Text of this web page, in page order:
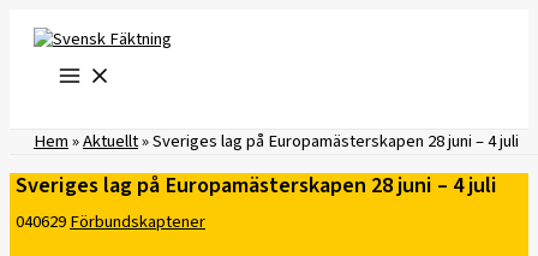
innehåll
Hem»Aktuellt»Sveriges lag på Europamästerskapen 28 juni – 4 juli
Sveriges lag på Europamästerskapen 28 juni – 4 juli
040629Förbundskaptener